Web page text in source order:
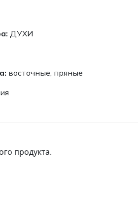
ДУХИ
восточные, пряные
продукта.